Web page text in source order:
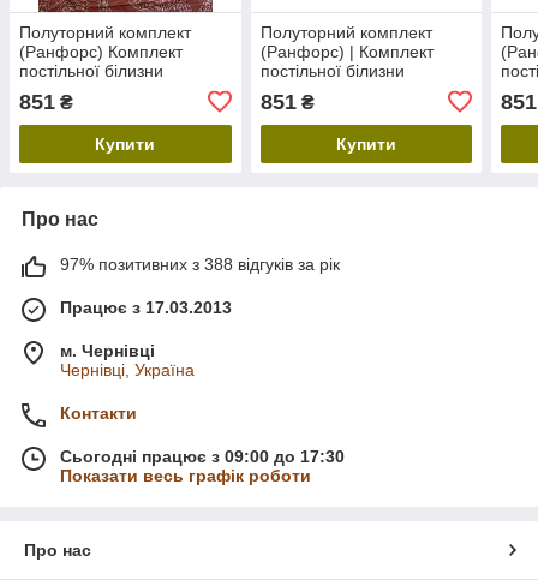
Полуторний комплект
(Ранфорс) Комплект
постільної білизни
Простирадло 150х220 см
851 ₴
Купити
Полуторний комплект
(Ранфорс) | Комплект
постільної білизни
квадратах"
851₴
Купити
851
Про нас
97% позитивних з 388 відгуків за рік
Працює з 17.03.2013
м. Чернівці
Чернівці, Україна
Контакти
Сьогодні працює з 09:00 до 17:30
Показати весь графік роботи
Про нас